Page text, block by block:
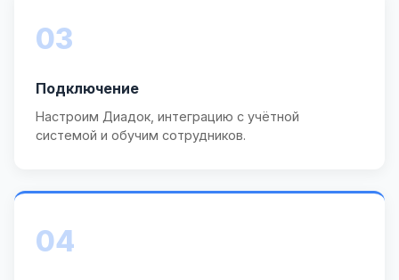
03
Подключение
Настроим Диадок, интеграцию с учётной
системой и обучим сотрудников.
04